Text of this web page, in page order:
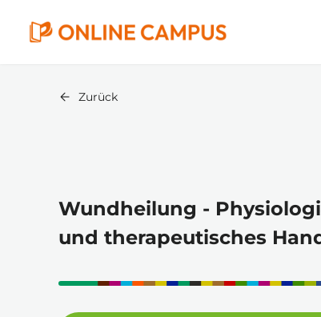
Zurück
Wundheilung -
und therapeutisches